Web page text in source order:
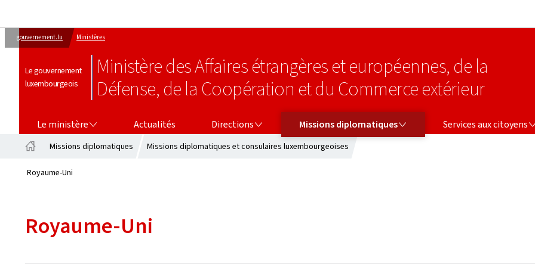
gouvernement.lu Ministères
Le gouvernement
luxembourgeois
Ministère des Affaires étrangères et européennes, de la
Défense, de la Coopération et du Commerce extérieur
Le ministère Actualités Directions Missions diplomatiques Services aux citoyens
Missions diplomatiques Missions diplomatiques et consulaires luxembourgeoises
Royaume-Uni
Royaume-Uni